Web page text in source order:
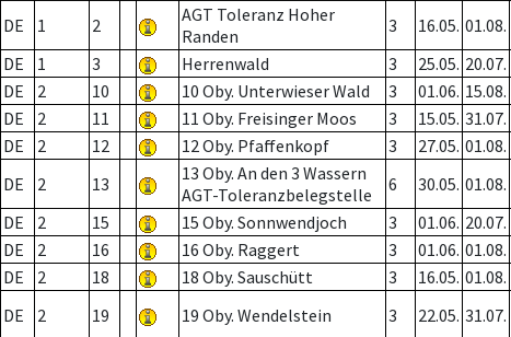
DE
1 2
AGT Toleranz Hoher
Randen
3 16.05. 01.08.
DE
1 3 Herrenwald 3 25.05. 20.07.
DE
2 10 10 Oby. Unterwieser Wald 3 01.06. 15.08.
DE
2 11 11 Oby. Freisinger Moos 3 15.05. 31.07.
DE
2 12 12 Oby. Pfaffenkopf 3 27.05. 01.08.
DE
2 13
13 Oby. An den 3 Wassern
AGT-Toleranzbelegstelle
6 30.05. 01.08.
DE
2 15 15 Oby. Sonnwendjoch 3 01.06. 20.07.
DE
2 16 16 Oby. Raggert 3 01.06. 01.08.
DE
2 18 18 Oby. Sauschütt 3 16.05. 01.08.
DE
2 19 19 Oby. Wendelstein 3 22.05. 31.07.